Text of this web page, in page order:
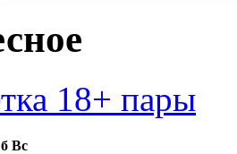
18+ пары
Вс